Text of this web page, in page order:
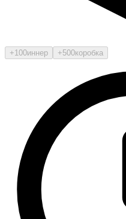
+100иннер +500коробка